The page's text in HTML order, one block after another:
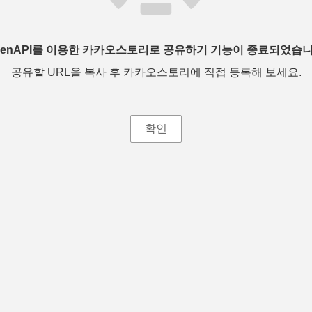
를 이용한 카카오스토리로 공유하기 기능이 종료되었습
공유할 URL을 복사 후 카카오스토리에 직접 등록해 보세요.
확인